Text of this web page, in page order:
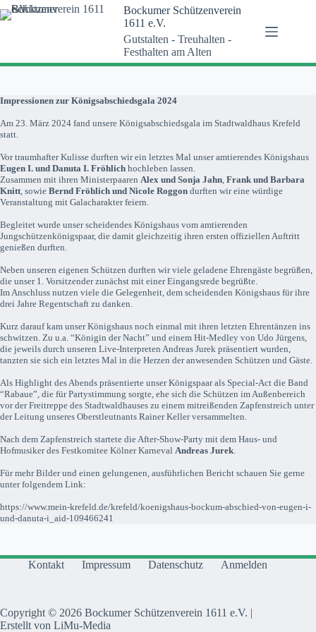
Zum
Inhalt
Bockumer Schützenverein
1611 e.V.
Gutstalten - Treuhalten -
Festhalten am Alten
Impressionen zur Königsabschiedsgala 2024
Am 23. März 2024 fand unsere Königsabschiedsgala im Stadtwaldhaus Krefeld
statt.
Vor traumhafter Kulisse durften wir ein letztes Mal unser amtierendes Königshaus
Eugen I. und Danuta I. Fröhlich hochleben lassen.
Zusammen mit ihren Ministerpaaren Alex und Sonja Jahn, Frank und Barbara
Knitt, sowie Bernd Fröhlich und Nicole Roggon durften wir eine würdige
Veranstaltung mit Galacharakter feiern.
Begleitet wurde unser scheidendes Königshaus vom amtierenden
Jungschützenkönigspaar, die damit gleichzeitig ihren ersten offiziellen Auftritt
genießen durften.
Neben unseren eigenen Schützen durften wir viele geladene Ehrengäste begrüßen,
die unser 1. Vorsitzender zunächst mit einer Eingangsrede begrüßte.
Im Anschluss nutzen viele die Gelegenheit, dem scheidenden Königshaus für ihre
drei Jahre Regentschaft zu danken.
Kurz darauf kam unser Königshaus noch einmal mit ihren letzten Ehrentänzen ins
schwitzen. Zu u.a. “Königin der Nacht” und einem Hit-Medley von Udo Jürgens,
die jeweils durch unseren Live-Interpreten Andreas Jurek präsentiert wurden,
tanzten sie sich ein letztes Mal in die Herzen der anwesenden Schützen und Gäste.
Als Highlight des Abends präsentierte unser Königspaar als Special-Act die Band
“Rabaue”, die für Partystimmung sorgte, ehe sich die Schützen im Außenbereich
vor der Freitreppe des Stadtwaldhauses zu einem mitreißenden Zapfenstreich unter
der Leitung unseres Oberstleutnants Rainer Keller versammelten.
Nach dem Zapfenstreich startete die After-Show-Party mit dem Haus- und
Hofmusiker des Festkomitee Kölner Karneval Andreas Jurek.
Für mehr Bilder und einen gelungenen, ausführlichen Bericht schauen Sie gerne
unter folgendem Link:
https://www.mein-krefeld.de/krefeld/koenigshaus-bockum-abschied-von-eugen-i-
und-danuta-i_aid-109466241
Kontakt Impressum Datenschutz Anmelden
Copyright © 2026 Bockumer Schützenverein 1611 e.V. |
Erstellt von LiMu-Media